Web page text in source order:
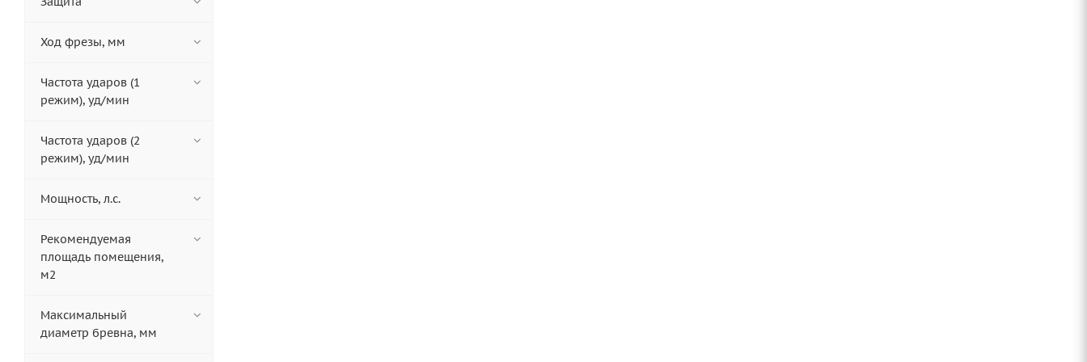
Ход фрезы, мм
Частота ударов (1
режим), уд/мин
Частота ударов (2
режим), уд/мин
Мощность, л.с.
Рекомендуемая
площадь помещения,
м2
Максимальный
диаметр бревна, мм